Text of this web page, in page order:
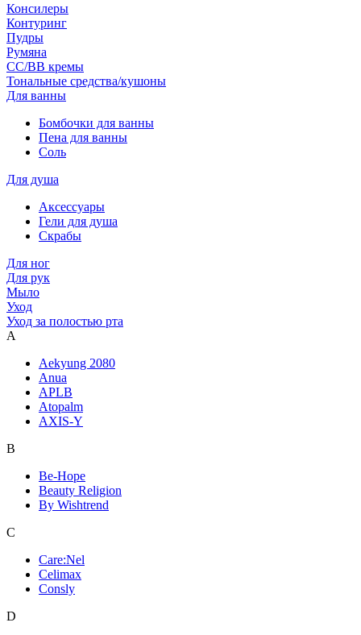
Консилеры
Контуринг
Пудры
Румяна
СС/ВВ кремы
Тональные средства/кушоны
Для ванны
Бомбочки для ванны
Пена для ванны
Соль
Для душа
Аксессуары
Гели для душа
Скрабы
Для ног
Для рук
Мыло
Уход
Уход за полостью рта
A
Aekyung 2080
Anua
APLB
Atopalm
AXIS-Y
B
Be-Hope
Beauty Religion
By Wishtrend
C
Care:Nel
Celimax
Consly
D